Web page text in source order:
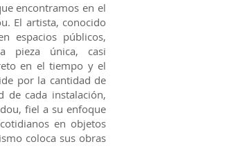
encontramos en el
El artista, conocido
espacios públicos,
pieza única, casi
en el tiempo y el
por la cantidad de
de cada instalación,
fiel a su enfoque
en objetos
coloca sus obras